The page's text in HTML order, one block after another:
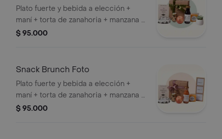
Plato fuerte y bebida a elección +
maní + torta de zanahoria + manzana +
tarjeta + suculenta (planta)
$ 95.000
Snack Brunch Foto
Plato fuerte y bebida a elección +
maní + torta de zanahoria + manzana +
tarjeta + Cuadro de Fotos
$ 95.000